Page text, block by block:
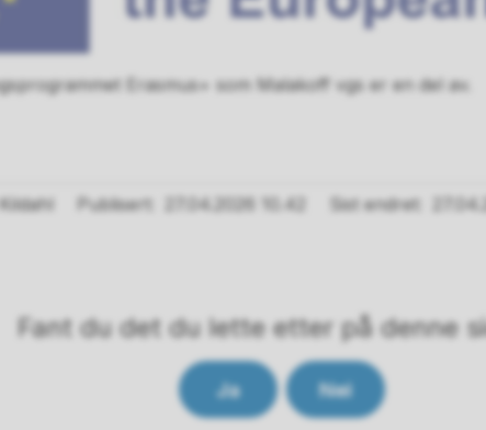
Erasmus+ som Malakoff vgs er en del av.
Publisert 27.04.2026 10.42 Sist endret
Fant du det du lette etter på denne
Ja Nei